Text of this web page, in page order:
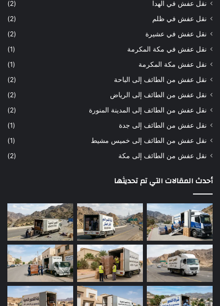
نقل عفش في الهدا
(2)
نقل عفش في ظلم
(2)
نقل عفش في عشيرة
(2)
نقل عفش في مكة المكرمة
(1)
نقل عفش مكة المكرمة
(1)
نقل عفش من الطائف إلى الباحة
(2)
نقل عفش من الطائف إلى الرياض
(2)
نقل عفش من الطائف إلى المدينة المنورة
(2)
نقل عفش من الطائف إلى جدة
(1)
نقل عفش من الطائف إلى خميس مشيط
(1)
نقل عفش من الطائف إلى مكة
(2)
أحدث المقالات التي تم تحديثها